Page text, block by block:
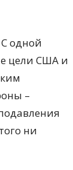
одной
цели США и
–
ни